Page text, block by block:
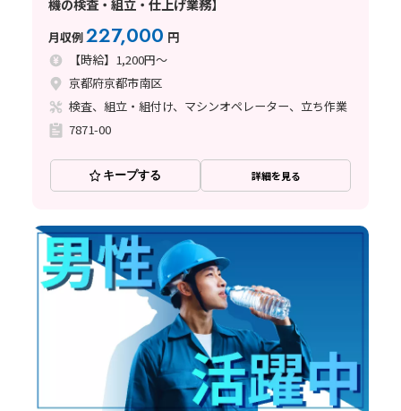
機の検査・組立・仕上げ業務】
月収例227,000 円
【時給】1,200円～
京都府京都市南区
検査、組立・組付け、マシンオペレーター、立ち作業
7871-00
キープする 詳細を見る